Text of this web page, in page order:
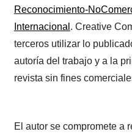
Reconocimiento-
Internacional . Creative
terceros utilizar lo
autoría del trabajo y a la
revista sin fines
El autor se compromete a